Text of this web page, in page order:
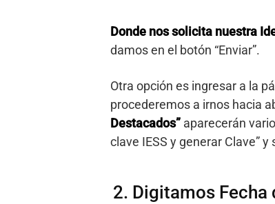
Donde nos solicita nuestra
damos en el botón “Enviar”.
Otra opción es ingresar a la
procederemos a irnos hacia
Destacados” aparecerán
clave IESS y generar Clave”
2. Digitamos Fecha